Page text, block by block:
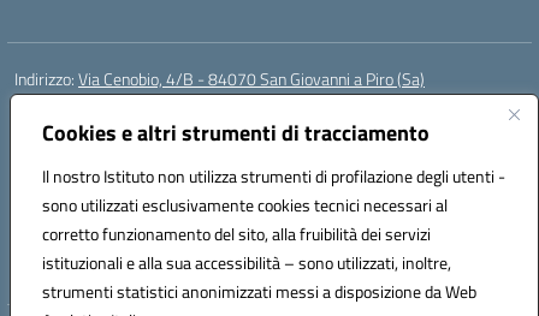
Cookies e altri strumenti di tracciamento
Il nostro Istituto non utilizza strumenti di profilazione degli utenti -
sono utilizzati esclusivamente cookies tecnici necessari al
corretto funzionamento del sito, alla fruibilità dei servizi
istituzionali e alla sua accessibilità – sono utilizzati, inoltre,
strumenti statistici anonimizzati messi a disposizione da Web
Indirizzo:Via Cenobio, 4/B - 84070 San Giovanni a Piro (Sa)
Centralino:
Posta elettronica certificata (PEC):saic815005@pec.istruzione.it
Codice fiscale: 84001740657
Codice meccanografico:SAIC815005
Codice Indice delle Pubbliche Amministrazioni (IPA): istsc_SAIC815005
Codice unico di fatturazione (CUF): UFDQ9V